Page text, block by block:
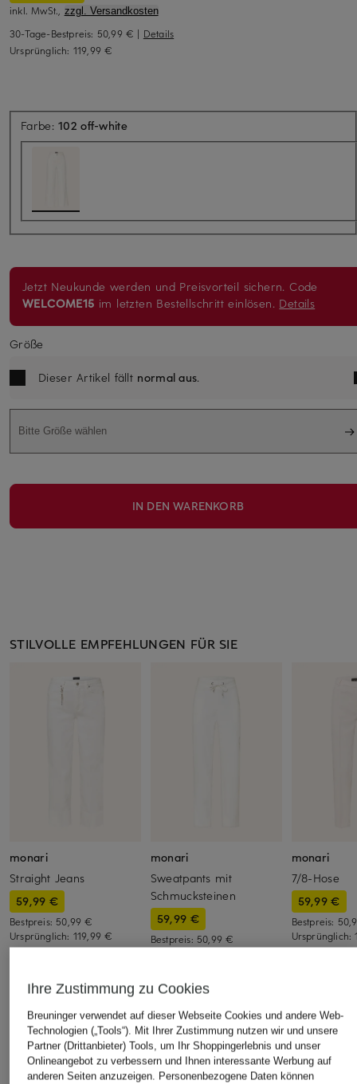
inkl. MwSt., zzgl. Versandkosten
30-Tage-Bestpreis: 50,99 € | Details
Ursprünglich: 119,99 €
Farbe:102 off-white
Jetzt Neukunde werden und Preisvorteil sichern. Code
WELCOME15 im letzten Bestellschritt einlösen. Details
Größe
Dieser Artikel fällt normal aus.
Bitte Größe wählen
IN DEN WARENKORB
STILVOLLE EMPFEHLUNGEN FÜR SIE
monari
Straight Jeans
59,99 €
Bestpreis: 50,99 €
Ursprünglich: 119,99 €
monari
Sweatpants mit
Schmucksteinen
59,99 €
Bestpreis: 50,99 €
monari
7/8-Hose
59,99 €
Bestpreis:
Ursprünglich:
ÄHNLICHE ARTIKEL ENTDECKEN
Ihre Zustimmung zu Cookies
Breuninger verwendet auf dieser Webseite Cookies und andere Web-
Technologien („Tools“). Mit Ihrer Zustimmung nutzen wir und unsere
Partner (Drittanbieter) Tools, um Ihr Shoppingerlebnis und unser
Onlineangebot zu verbessern und Ihnen interessante Werbung auf
anderen Seiten anzuzeigen. Personenbezogene Daten können